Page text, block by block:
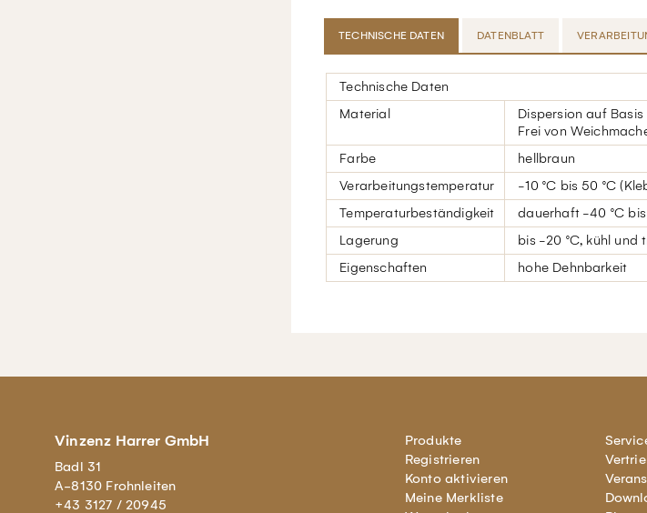
TECHNISCHE DATEN DATENBLATT
Technische Daten
Material
Dispersion auf
Frei von
Farbe
hellbraun
Verarbeitungstemperatur
-10 °C bis 50 °C
Temperaturbeständigkeit
dauerhaft -40 °C
Lagerung
bis -20 °C, kühl und
Eigenschaften
hohe Dehnbarkeit
Vinzenz Harrer GmbH
Badl 31
A-8130 Frohnleiten
+43 3127 / 20945
Produkte
Registrieren
Konto aktivieren
Meine Merkliste